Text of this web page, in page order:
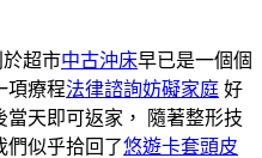
於超市中古沖床早已是一個個
項療程法律諮詢妨礙家庭 好
當天即可返家， 隨著整形技
們似乎拾回了悠遊卡套頭皮